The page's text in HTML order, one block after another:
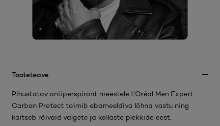
Tooteteave
Pihustatav antiperspirant meestele L'Oréal Men Expert
Carbon Protect toimib ebameeldiva lõhna vastu ning
kaitseb rõivaid valgete ja kollaste plekkide eest.